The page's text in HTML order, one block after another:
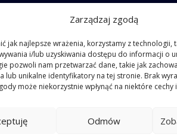
Zarządzaj zgodą
jak najlepsze wrażenia, korzystamy z technologii,
i/lub uzyskiwania dostępu do informacji o
pozwoli nam przetwarzać dane, takie jak
lub unikalne identyfikatory na tej stronie. Brak
może niekorzystnie wpłynąć na niektóre cechy
Odmów